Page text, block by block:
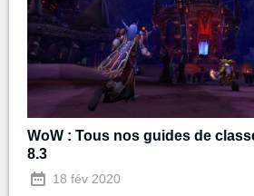
WoW : Tous nos guides de
8.3
18 fév 2020